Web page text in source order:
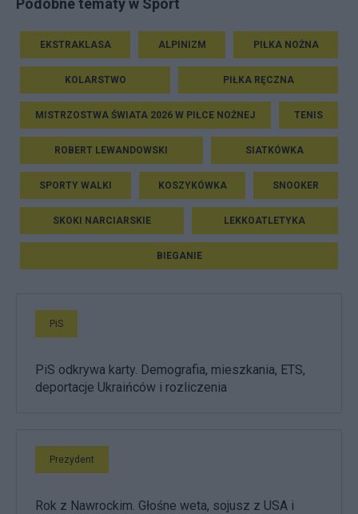
Podobne tematy w Sport
EKSTRAKLASA ALPINIZM PIŁKA NOŻNA
KOLARSTWO PIŁKA RĘCZNA
MISTRZOSTWA ŚWIATA 2026 W PIŁCE NOŻNEJ TENIS
ROBERT LEWANDOWSKI SIATKÓWKA
SPORTY WALKI KOSZYKÓWKA SNOOKER
SKOKI NARCIARSKIE LEKKOATLETYKA
BIEGANIE
PiS
PiS odkrywa karty. Demografia, mieszkania, ETS,
deportacje Ukraińców i rozliczenia
Prezydent
Rok z Nawrockim. Głośne weta, sojusz z USA i